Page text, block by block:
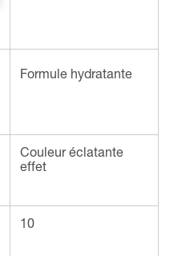
Formule hydratante
Couleur éclatante
effet
10